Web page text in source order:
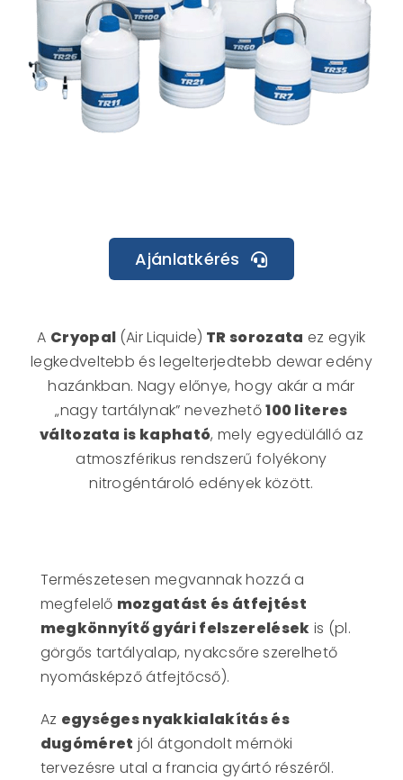
Ajánlatkérés
A Cryopal (Air Liquide) TR sorozata ez egyik
legkedveltebb és legelterjedtebb dewar edény
hazánkban. Nagy előnye, hogy akár a már
„nagy tartálynak” nevezhető100 literes
változata is kapható, mely egyedülálló az
atmoszférikus rendszerű folyékony
nitrogéntároló edények között.
Természetesen megvannak hozzá a
megfelelő mozgatást és átfejtést
megkönnyítő gyári felszerelések is (pl.
görgős tartályalap, nyakcsőre szerelhető
nyomásképző átfejtőcső).
Az egységes nyakkialakítás és
dugóméret jól átgondolt mérnöki
tervezésre utal a francia gyártó részéről.